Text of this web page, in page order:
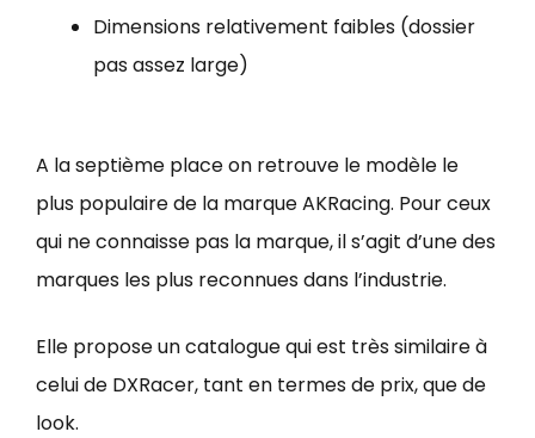
Dimensions relativement faibles (dossier
pas assez large)
A la septième place on retrouve le modèle le
plus populaire de la marque AKRacing. Pour ceux
qui ne connaisse pas la marque, il s’agit d’une des
marques les plus reconnues dans l’industrie.
Elle propose un catalogue qui est très similaire à
celui de DXRacer, tant en termes de prix, que de
look.